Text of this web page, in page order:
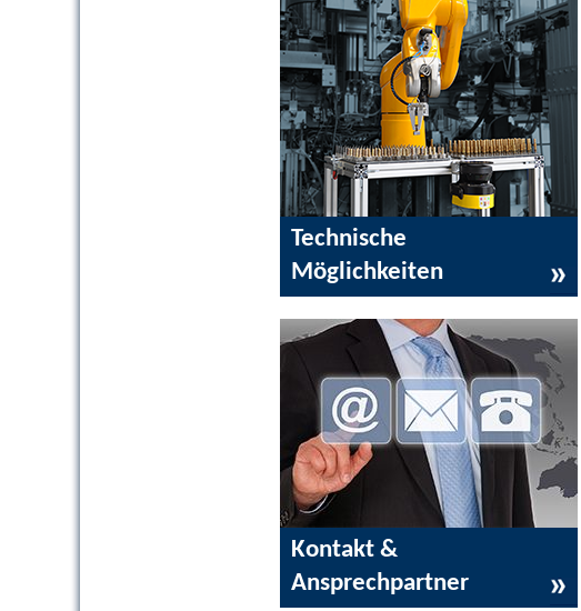
Technische
Möglichkeiten
Kontakt &
Ansprechpartner